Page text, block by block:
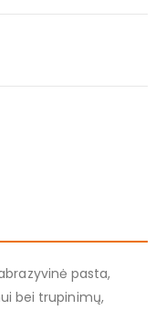
pasta,
bei trupinimų,